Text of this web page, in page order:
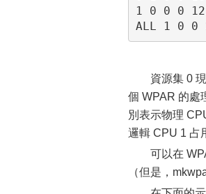
1 0 0 0
資源集 0
個 WPAR 的處
別表示物理
邏輯 CPU 1 占
可以在
（但是，